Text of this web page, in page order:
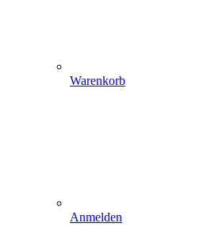
Warenkorb
Anmelden